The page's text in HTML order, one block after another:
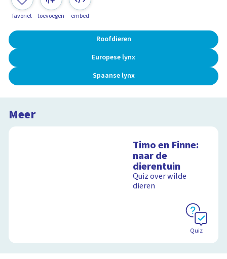
favoriet toevoegen embed
Roofdieren
Europese lynx
Spaanse lynx
Meer
Timo en Finne:
naar de
dierentuin
Quiz over wilde
dieren
Quiz